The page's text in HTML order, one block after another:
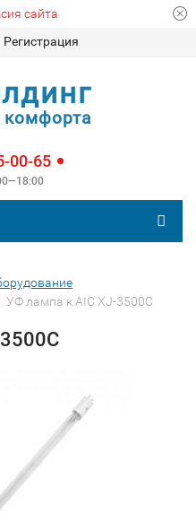
сайта
Регистрация
комфорта
00-65
УФ лампа к AIC XJ-3500С